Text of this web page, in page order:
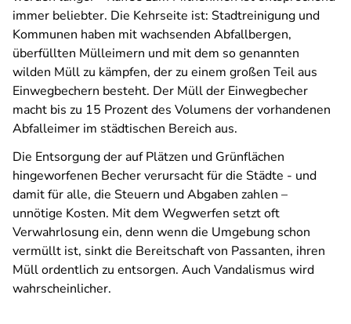
immer beliebter. Die Kehrseite ist: Stadtreinigung und
Kommunen haben mit wachsenden Abfallbergen,
überfüllten Mülleimern und mit dem so genannten
wilden Müll zu kämpfen, der zu einem großen Teil aus
Einwegbechern besteht. Der Müll der Einwegbecher
macht bis zu 15 Prozent des Volumens der vorhandenen
Abfalleimer im städtischen Bereich aus.
Die Entsorgung der auf Plätzen und Grünflächen
hingeworfenen Becher verursacht für die Städte - und
damit für alle, die Steuern und Abgaben zahlen –
unnötige Kosten. Mit dem Wegwerfen setzt oft
Verwahrlosung ein, denn wenn die Umgebung schon
vermüllt ist, sinkt die Bereitschaft von Passanten, ihren
Müll ordentlich zu entsorgen. Auch Vandalismus wird
wahrscheinlicher.